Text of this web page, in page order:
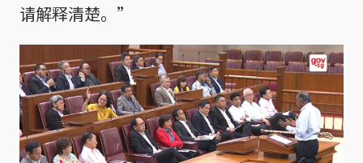
请解释清楚。”